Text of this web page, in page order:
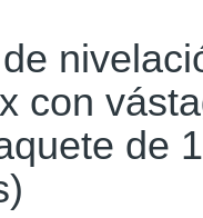
con
de